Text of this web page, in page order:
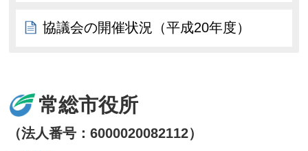
協議会の開催状況（平成20年度）
常総市役所
（法人番号：6000020082112）